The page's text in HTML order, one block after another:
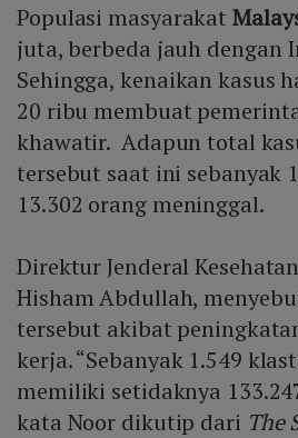
Populasi masyarakat
juta, berbeda jauh dengan
Sehingga, kenaikan kasus
20 ribu membuat
khawatir. Adapun total
tersebut saat ini sebanyak
13.302 orang meninggal.
Direktur Jenderal
Hisham Abdullah,
tersebut akibat
kerja. “Sebanyak 1.549
memiliki setidaknya
kata Noor dikutip dari The